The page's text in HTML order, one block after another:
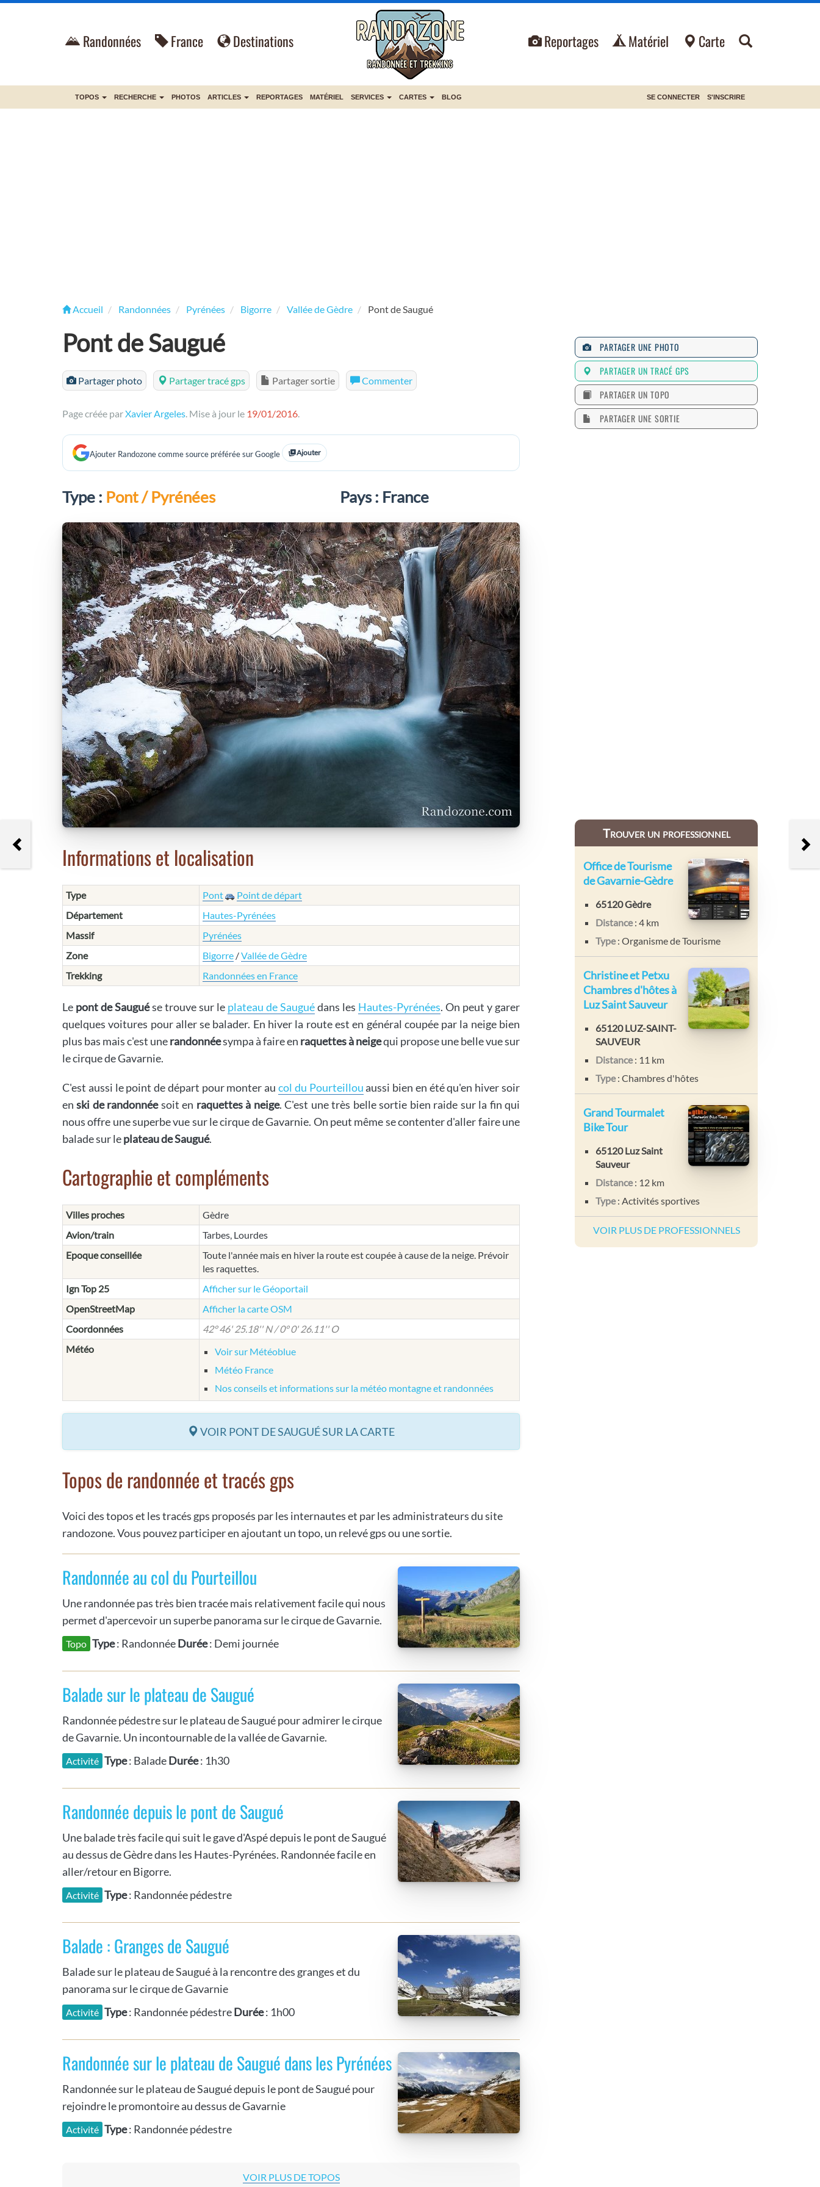
Randonnées France Destinations Reportages Matériel Carte
TOPOS RECHERCHE PHOTOS ARTICLES REPORTAGES MATÉRIEL SERVICES CARTES BLOG SE CONNECTER S'INSCRIRE
Accueil Randonnées Pyrénées Bigorre Vallée de Gèdre Pont de Saugué
Pont de Saugué
Partager photo Partager tracé gps Partager sortie Commenter
Page créée parXavier Argeles. Mise à jour le 19/01/2016.
Ajouter Randozone comme source préférée sur Google Ajouter
Type : Pont / Pyrénées Pays : France
Informations et localisation
Type Pont
Point de départ
Département
Hautes-Pyrénées
Massif
Pyrénées
Zone
Bigorre /Vallée de Gèdre
Trekking
Randonnées en France
Le pont de Sauguése trouve sur le plateau de Sauguédans les Hautes-Pyrénées. On peut y garer
quelques voitures pour aller se balader. En hiver la route est en général coupée par la neige bien
plus bas mais c'est unerandonnéesympa à faire en raquettes à neigequi propose une belle vue sur
le cirque de Gavarnie.
C'est aussi le point de départ pour monter au col du Pourteillouaussi bien en été qu'en hiver soir
enski de randonnéesoit en raquettes à neige. C'est une très belle sortie bien raide sur la fin qui
nous offre une superbe vue sur le cirque de Gavarnie. On peut même se contenter d'aller faire une
balade sur leplateau de Saugué.
Cartographie et compléments
Villes proches
Gèdre
Avion/train
Tarbes, Lourdes
Epoque conseillée
Toute l'année mais en hiver la route est coupée à cause de la neige. Prévoir
les raquettes.
Ign Top 25
Afficher sur le Géoportail
OpenStreetMap
Afficher la carte OSM
Coordonnées
42° 46' 25.18'' N / 0° 0' 26.11'' O
Météo
Voir sur Météoblue
Météo France
Nos conseils et informations sur la météo montagne et randonnées
VOIR PONT DE SAUGUÉ SUR LA CARTE
Topos de randonnée et tracés gps
Voici des topos et les tracés gps proposés par les internautes et par les administrateurs du site
randozone. Vous pouvez participer en ajoutant un topo, un relevé gps ou une sortie.
Randonnée au col du Pourteillou
Une randonnée pas très bien tracée mais relativement facile qui nous
permet d'apercevoir un superbe panorama sur le cirque de Gavarnie.
Topo Type: RandonnéeDurée: Demi journée
Balade sur le plateau de Saugué
Randonnée pédestre sur le plateau de Saugué pour admirer le cirque
de Gavarnie. Un incontournable de la vallée de Gavarnie.
Activité Type: BaladeDurée: 1h30
Randonnée depuis le pont de Saugué
Une balade très facile qui suit le gave d'Aspé depuis le pont de Saugué
au dessus de Gèdre dans les Hautes-Pyrénées. Randonnée facile en
aller/retour en Bigorre.
Activité Type: Randonnée pédestre
Balade : Granges de Saugué
Balade sur le plateau de Saugué à la rencontre des granges et du
panorama sur le cirque de Gavarnie
Activité Type: Randonnée pédestreDurée: 1h00
Randonnée sur le plateau de Saugué dans les Pyrénées
Randonnée sur le plateau de Saugué depuis le pont de Saugué pour
rejoindre le promontoire au dessus de Gavarnie
Activité Type: Randonnée pédestre
VOIR PLUS DE TOPOS
PARTAGER UNE PHOTO
PARTAGER UN TRACÉ GPS
PARTAGER UN TOPO
PARTAGER UNE SORTIE
Trouver un professionnel
Office de Tourisme
de Gavarnie-Gèdre
65120 Gèdre
Distance: 4 km
Type: Organisme de Tourisme
Christine et Petxu
Chambres d'hôtes à
Luz Saint Sauveur
65120 LUZ-SAINT-
SAUVEUR
Distance: 11 km
Type: Chambres d'hôtes
Grand Tourmalet
Bike Tour
65120 Luz Saint
Sauveur
Distance: 12 km
Type: Activités sportives
VOIR PLUS DE PROFESSIONNELS